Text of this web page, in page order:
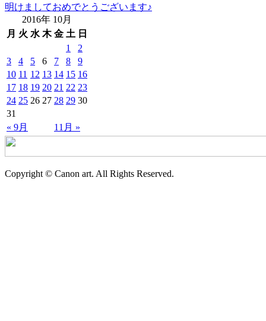
明けましておめでとうございます♪
2016年 10月
月 火 水 木 金 土 日
« 9月 11月 »
1
2
3
4 5 6 7 8
9
10 11 12 13 14 15 16
17 18 19 20 21 22 23
24 25 26 27 28 29 30
31
Copyright © Canon art. All Rights Reserved.